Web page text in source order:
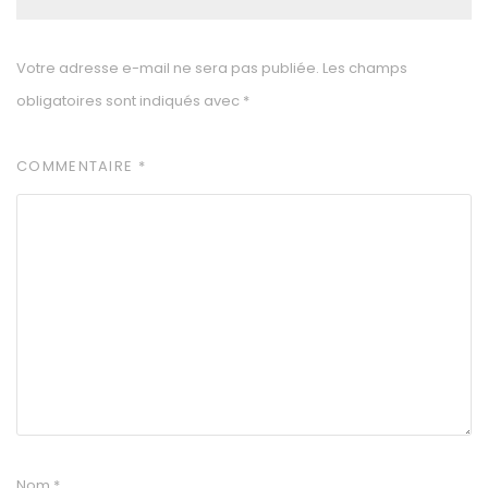
Votre adresse e-mail ne sera pas publiée. Les champs
obligatoires sont indiqués avec *
COMMENTAIRE *